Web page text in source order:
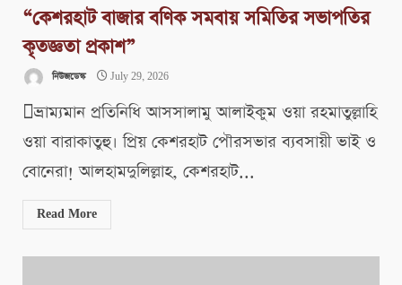
“কেশরহাট বাজার বণিক সমবায় সমিতির সভাপতির
কৃতজ্ঞতা প্রকাশ”
নিউজডেস্ক July 29, 2026
ভ্রাম্যমান প্রতিনিধি আসসালামু আলাইকুম ওয়া রহমাতুল্লাহি
ওয়া বারাকাতুহু। প্রিয় কেশরহাট পৌরসভার ব্যবসায়ী ভাই ও
বোনেরা! আলহামদুলিল্লাহ, কেশরহাট...
Read More